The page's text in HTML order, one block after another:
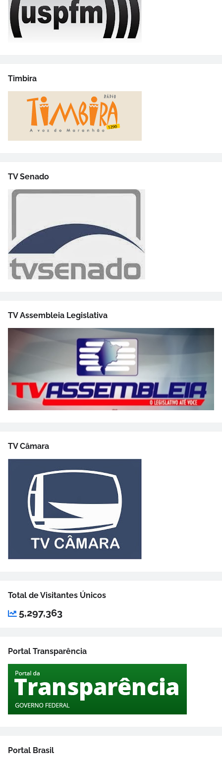
Timbira
TV Senado
TV Assembleia Legislativa
TV Câmara
Total de Visitantes Únicos
5,297,363
Portal Transparência
Portal Brasil